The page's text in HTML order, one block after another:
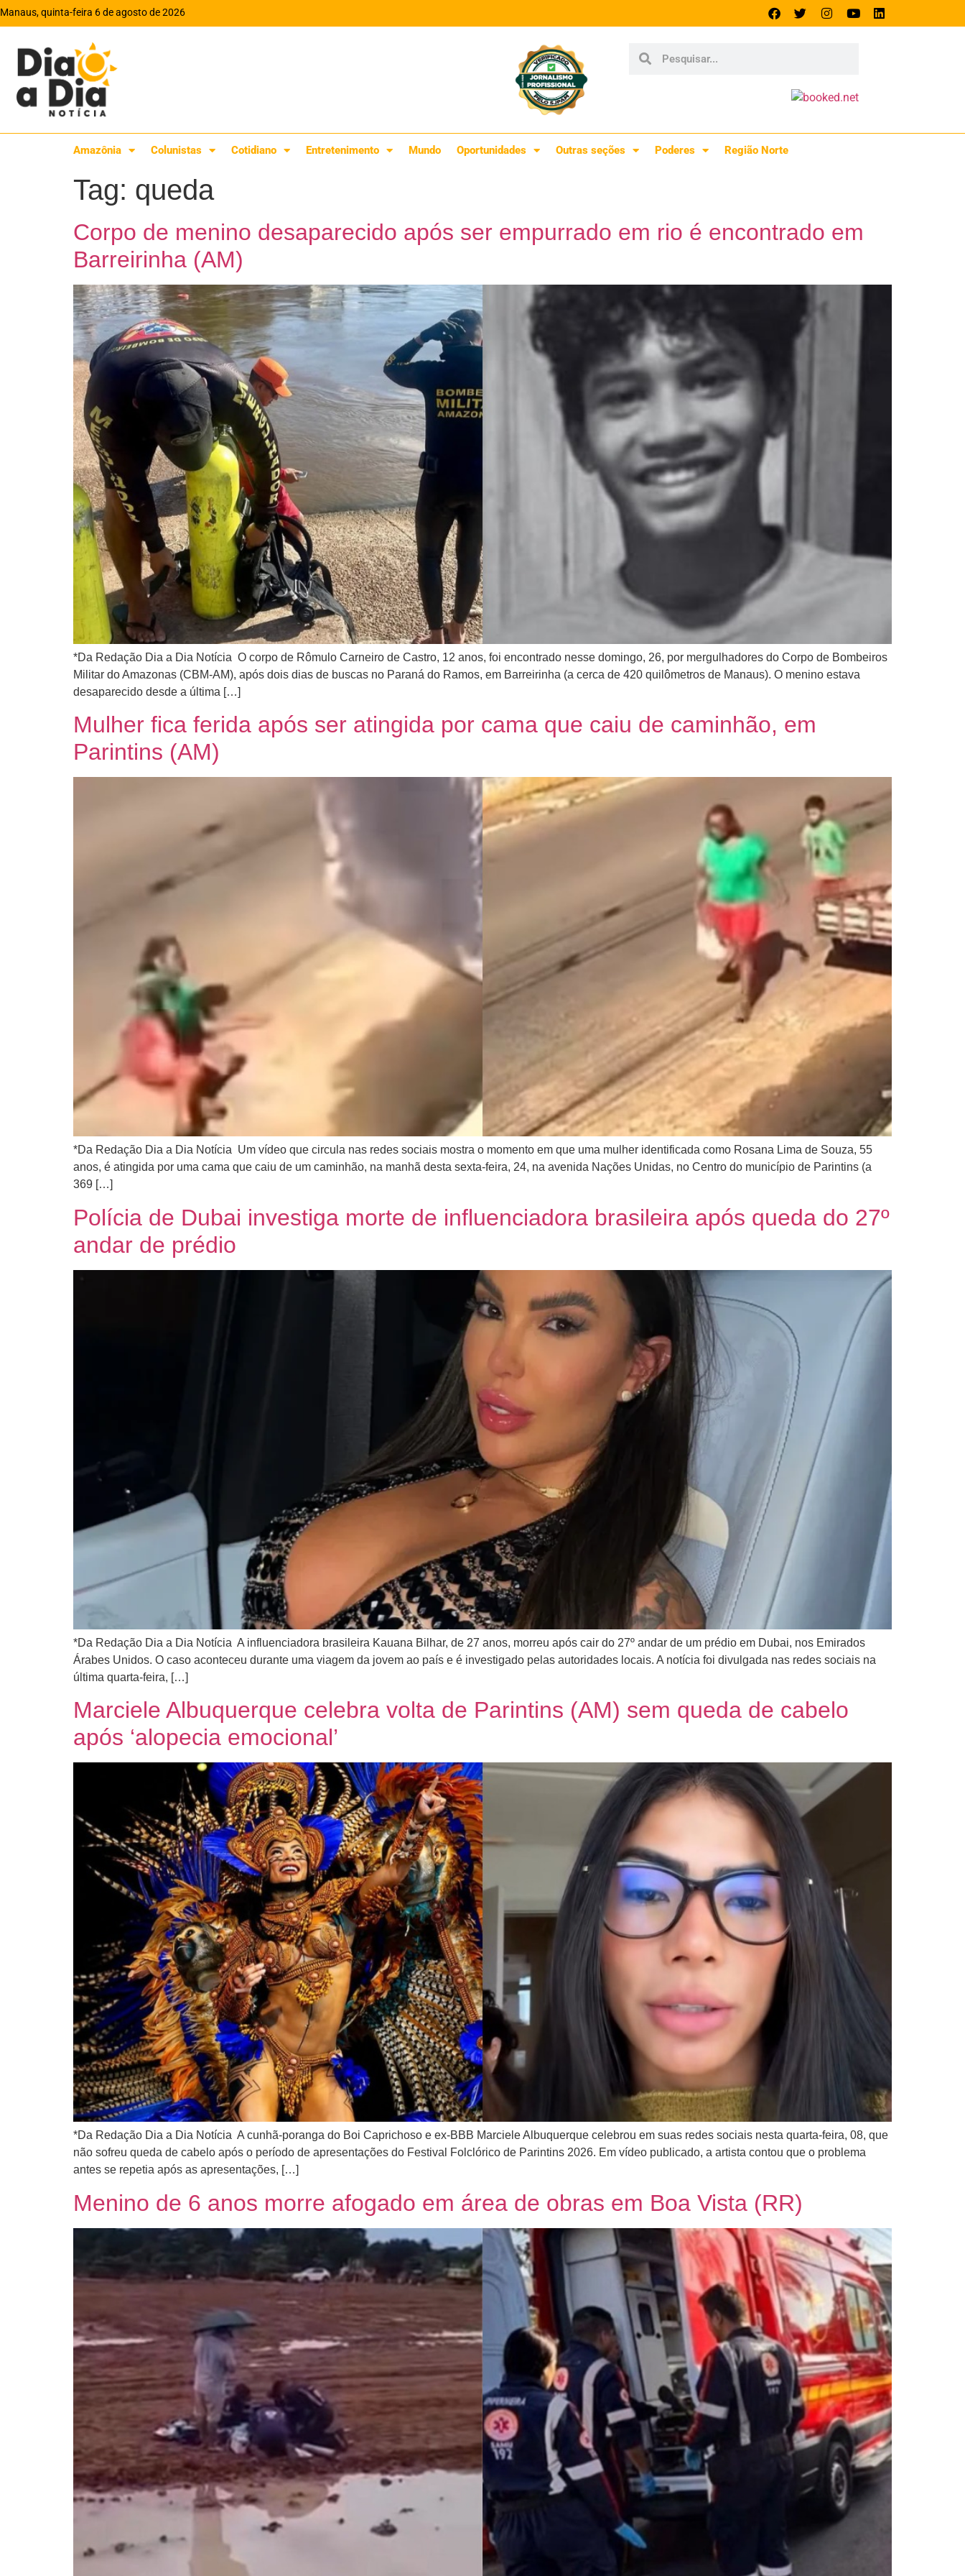
Manaus, quinta-feira 6 de agosto de 2026
Amazônia Colunistas Cotidiano Entretenimento Mundo Oportunidades Outras seções Poderes Região Norte
Tag: queda
Corpo de menino desaparecido após ser empurrado em rio é encontrado em
Barreirinha (AM)
*Da Redação Dia a Dia Notícia O corpo de Rômulo Carneiro de Castro, 12 anos, foi encontrado nesse domingo, 26, por mergulhadores do Corpo de Bombeiros
Militar do Amazonas (CBM-AM), após dois dias de buscas no Paraná do Ramos, em Barreirinha (a cerca de 420 quilômetros de Manaus). O menino estava
desaparecido desde a última […]
Mulher fica ferida após ser atingida por cama que caiu de caminhão, em
Parintins (AM)
*Da Redação Dia a Dia Notícia Um vídeo que circula nas redes sociais mostra o momento em que uma mulher identificada como Rosana Lima de Souza, 55
anos, é atingida por uma cama que caiu de um caminhão, na manhã desta sexta-feira, 24, na avenida Nações Unidas, no Centro do município de Parintins (a
369 […]
Polícia de Dubai investiga morte de influenciadora brasileira após queda do 27º
andar de prédio
*Da Redação Dia a Dia Notícia A influenciadora brasileira Kauana Bilhar, de 27 anos, morreu após cair do 27º andar de um prédio em Dubai, nos Emirados
Árabes Unidos. O caso aconteceu durante uma viagem da jovem ao país e é investigado pelas autoridades locais. A notícia foi divulgada nas redes sociais na
última quarta-feira, […]
Marciele Albuquerque celebra volta de Parintins (AM) sem queda de cabelo
após ‘alopecia emocional’
*Da Redação Dia a Dia Notícia A cunhã-poranga do Boi Caprichoso e ex-BBB Marciele Albuquerque celebrou em suas redes sociais nesta quarta-feira, 08, que
não sofreu queda de cabelo após o período de apresentações do Festival Folclórico de Parintins 2026. Em vídeo publicado, a artista contou que o problema
antes se repetia após as apresentações, […]
Menino de 6 anos morre afogado em área de obras em Boa Vista (RR)